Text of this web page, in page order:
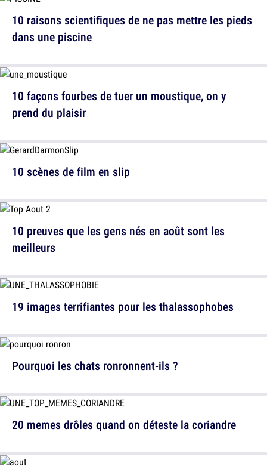
10 façons fourbes de tuer un moustique, on y
prend du plaisir
10 preuves que les gens nés en août sont les
meilleurs
Pourquoi les chats ronronnent-ils ?
10 raisons scientifiques de ne pas mettre les pieds
dans une piscine
10 scènes de film en slip
19 images terrifiantes pour les thalassophobes
20 memes drôles quand on déteste la coriandre